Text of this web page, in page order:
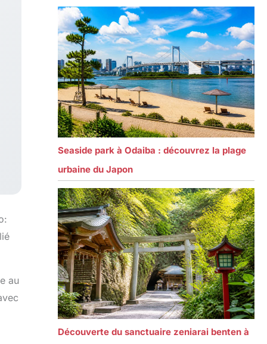
au
Seaside park à Odaiba : découvrez la plage
urbaine du Japon
Découverte du sanctuaire zeniarai benten à